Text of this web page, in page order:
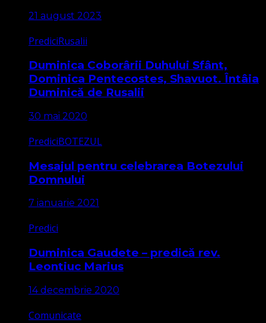
21 august 2023
PrediciRusalii
Duminica Coborârii Duhului Sfânt,
Dominica Pentecostes, Shavuot. Întâia
Duminică de Rusalii
30 mai 2020
PrediciBOTEZUL
Mesajul pentru celebrarea Botezului
Domnului
7 ianuarie 2021
Predici
Duminica Gaudete – predică rev.
Leontiuc Marius
14 decembrie 2020
Comunicate